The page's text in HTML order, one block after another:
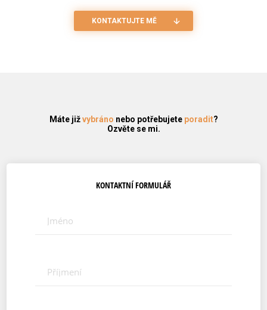
KONTAKTUJTE MĚ
Máte jižvybráno nebo potřebujete poradit?
Ozvěte se mi.
KONTAKTNÍ FORMULÁŘ